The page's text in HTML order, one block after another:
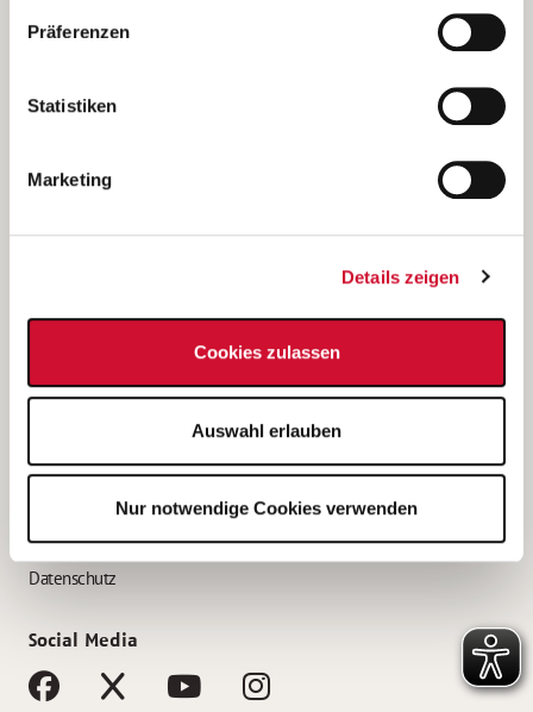
Ihre Einwilligung selbstverständlich jederzeit widerrufen,
indem Sie die Cookie-Einstellungen aufrufen und diese
unsererDatenschutzerklärung
Präferenzen
Statistiken
Marketing
Details zeigen
Cookies zulassen
Auswahl erlauben
Nur notwendige Cookies verwenden
Kantstraße 45a
(Ein Tochterunternehmen des AWO Bezirksverbandes Unterfranken
e.V.)
Bewerbung als Altenpflegehelfer*in
Bewerbung als Erzieher*in
AWO Gliederungen nach Bundesland
Impressum
Datenschutz
Social Media